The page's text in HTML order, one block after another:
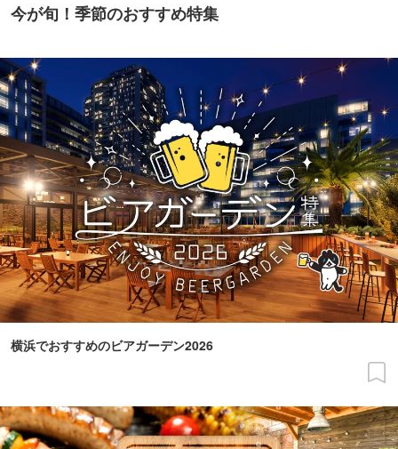
今が旬！季節のおすすめ特集
横浜でおすすめのビアガーデン2026